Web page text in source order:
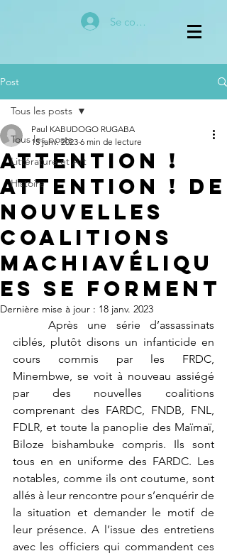
Se connecter
Post
Tous les posts
Littérature et Art
Histoire
Tous les posts
Attention !
Attention ! De
nouvelles
coalitions
machiavéliqu
es se forment
Paul KABUDOGO RUGABA
15 janv. 2023 6 min de lecture
Dernière mise à jour : 18 janv. 2023
ciblés, plutôt disons un infanticide en
cours commis par les FRDC,
Minembwe, se voit à nouveau assiégé
par des nouvelles coalitions
comprenant des FARDC, FNDB, FNL,
FDLR, et toute la panoplie des Maïmaï,
Biloze bishambuke compris. Ils sont
tous en en uniforme des FARDC. Les
notables, comme ils ont coutume, sont
allés à leur rencontre pour s’enquérir de
la situation et demander le motif de
leur présence. A l’issue des entretiens
avec les officiers qui commandent ces